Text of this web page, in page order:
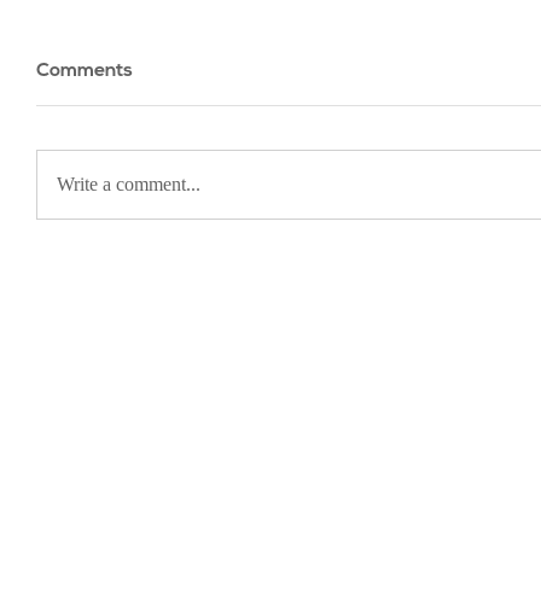
Comments
Write a comment...